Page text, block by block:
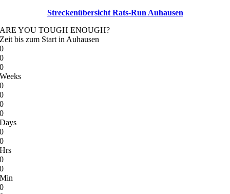
Streckenübersicht Rats-Run Auhausen
ARE YOU TOUGH ENOUGH?
Zeit bis zum Start in Auhausen
0
0
0
Weeks
0
0
0
0
Days
0
0
Hrs
0
0
Min
0